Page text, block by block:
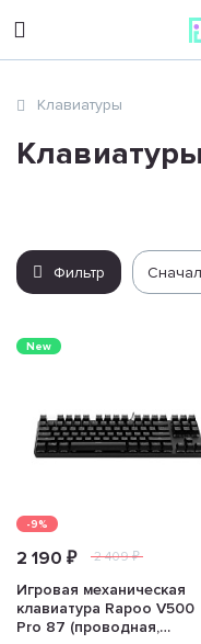
sales@dimoll.ru
Клавиатуры
Фильтр
New
-9%
2 190 ₽ 2 409 ₽
Игровая механическая
клавиатура Rapoo V500
Pro 87 (проводная,